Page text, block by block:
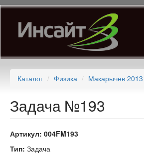
Перейти
основному
содержанию
Каталог Физика Макарычев
Задача №193
Артикул: 004FM193
Тип: Задача